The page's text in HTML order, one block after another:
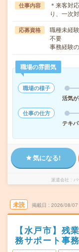
仕事内容
＊来客対
り、一次
応募資格
職種未経
不要
事務経験
職場の雰囲気
職場の様子
活気
仕事の仕方
テキ
気になる!
派遣会社
未読 掲載日 2026/08/07
【水戸市】残
務サポート事務